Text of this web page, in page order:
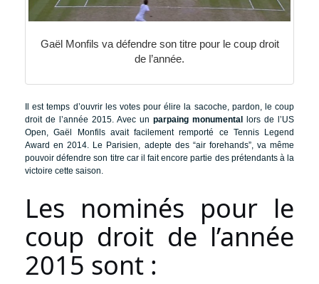
Gaël Monfils va défendre son titre pour le coup droit
de l’année.
Il est temps d’ouvrir les votes pour élire la sacoche, pardon, le coup
droit de l’année 2015. Avec un parpaing monumental
lors de l’US
Open, Gaël Monfils avait facilement remporté ce Tennis Legend
Award en 2014. Le Parisien, adepte des “air forehands”, va même
pouvoir défendre son titre car il fait encore partie des prétendants à la
victoire cette saison.
Les nominés pour le
coup droit de l’année
2015 sont :